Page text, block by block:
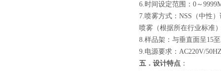
6.时间设定范围：0～
7.喷雾方式：NSS（中性
喷雾（根据所在行业标准
8.样品架：与垂直面呈15
9.电源要求：AC220V/
五．设计特点 ：